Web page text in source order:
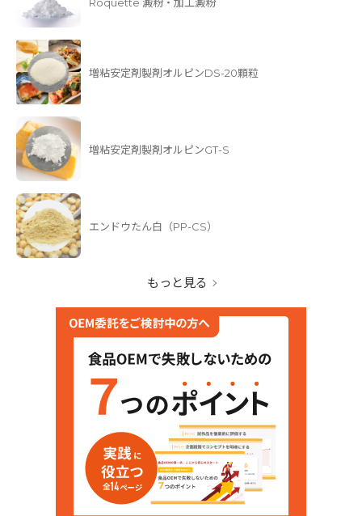
増粘安定剤製剤オルピンDS-20顆粒
増粘安定剤製剤オルピンGT-S
エンドウたん白（PP-CS）
もっと見る